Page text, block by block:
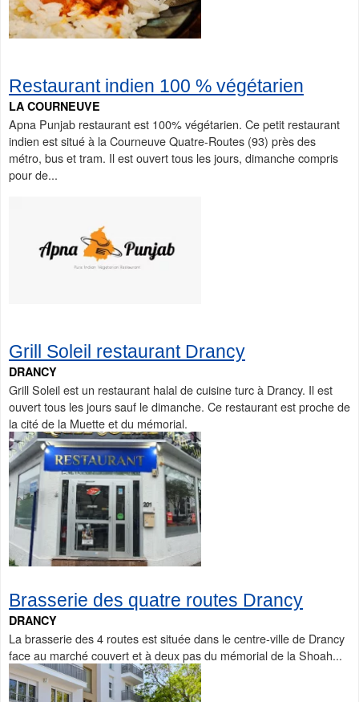
Restaurant indien 100 % végétarien
LA COURNEUVE
Apna Punjab restaurant est 100% végétarien. Ce petit restaurant
indien est situé à la Courneuve Quatre-Routes (93) près des
métro, bus et tram. Il est ouvert tous les jours, dimanche compris
pour de...
Grill Soleil restaurant Drancy
DRANCY
Grill Soleil est un restaurant halal de cuisine turc à Drancy. Il est
ouvert tous les jours sauf le dimanche. Ce restaurant est proche de
la cité de la Muette et du mémorial.
Brasserie des quatre routes Drancy
DRANCY
La brasserie des 4 routes est située dans le centre-ville de Drancy
face au marché couvert et à deux pas du mémorial de la Shoah...